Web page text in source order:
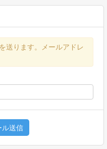
送ります。メールアドレ
ル送信